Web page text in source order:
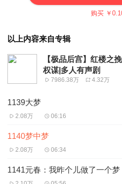
购买 ￥
以上内容来自专辑
【极品后宫】红楼之
权谋|多人有声剧
7986.38万 4.32万
1139大梦
2.08万 06:16
1140梦中梦
2.08万 06:34
1141元春：我昨个儿做了一个梦